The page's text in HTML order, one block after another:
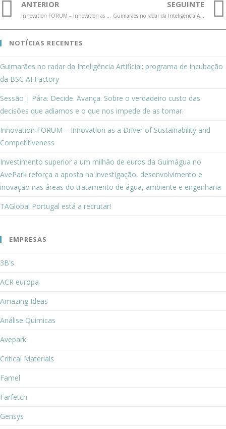
ANTERIOR
Innovation FORUM – Innovation as a Driver of Sustainability and Competitiveness
SEGUINTE
Guimarães no radar da Inteligência Artificial: programa de incubação da BSC AI Factory
NOTÍCIAS RECENTES
Guimarães no radar da Inteligência Artificial: programa de incubação
da BSC AI Factory
Sessão | Pára. Decide. Avança. Sobre o verdadeiro custo das
decisões que adiamos e o que nos impede de as tomar.
Innovation FORUM – Innovation as a Driver of Sustainability and
Competitiveness
Investimento superior a um milhão de euros da Guimágua no
AvePark reforça a aposta na investigação, desenvolvimento e
inovação nas áreas do tratamento de água, ambiente e engenharia
TAGlobal Portugal está a recrutar!
EMPRESAS
3B's
ACR europa
Amazing Ideas
Análise Químicas
Avepark
Critical Materials
Famel
Farfetch
Gensys